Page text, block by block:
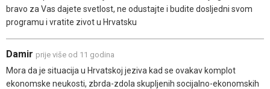
bravo za Vas dajete svetlost, ne odustajte i budite dosljedni svom
programu i vratite zivot u Hrvatsku
Damir prije više od 11 godina
Mora da je situacija u Hrvatskoj jeziva kad se ovakav komplot
ekonomske neukosti, zbrda-zdola skupljenih socijalno-ekonomskih